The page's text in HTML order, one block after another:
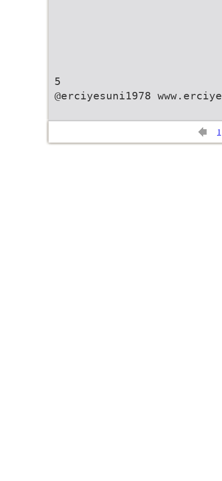
5
@erciyesuni1978
1